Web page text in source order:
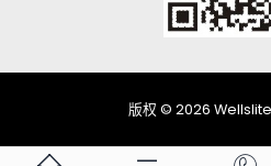
版权 © 2026